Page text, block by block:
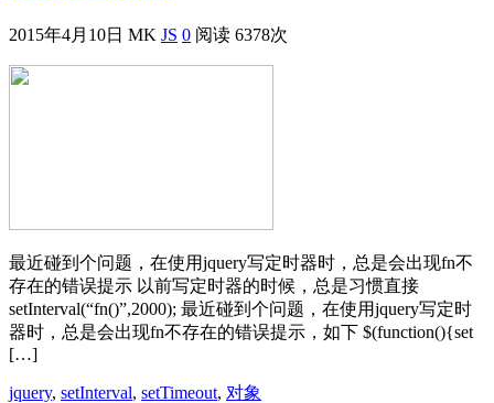
2015年4月10日 MK JS 0 阅读 6378次
最近碰到个问题，在使用jquery写定时器时，总是会出现fn不
存在的错误提示 以前写定时器的时候，总是习惯直接
setInterval(“fn()”,2000); 最近碰到个问题，在使用jquery写定时
器时，总是会出现fn不存在的错误提示，如下 $(function(){set
[…]
jquery, setInterval, setTimeout, 对象